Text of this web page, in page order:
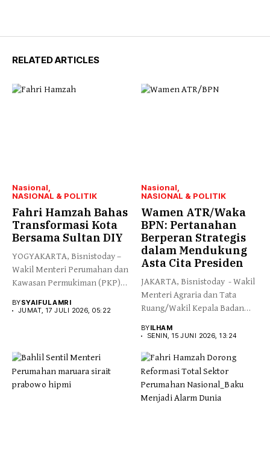
RELATED ARTICLES
Nasional
NASIONAL & POLITIK
Fahri Hamzah Bahas
Transformasi Kota
Bersama Sultan DIY
YOGYAKARTA, Bisnistoday –
Wakil Menteri Perumahan dan
Kawasan Permukiman (PKP)
BYSYAIFUL AMRI
JUMAT, 17 JULI 2026, 05:22
Nasional
NASIONAL & POLITIK
Wamen ATR/Waka
BPN: Pertanahan
Berperan Strategis
dalam Mendukung
Asta Cita Presiden
JAKARTA, Bisnistoday - Wakil
Menteri Agraria dan Tata
Ruang/Wakil Kepala Badan
BYILHAM
SENIN, 15 JUNI 2026, 13:24